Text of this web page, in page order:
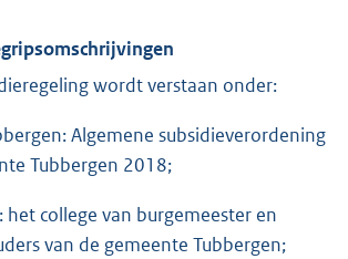
wordt verstaan onder:
Algemene subsidieverordening
Tubbergen 2018;
het college van burgemeester en
van de gemeente Tubbergen;